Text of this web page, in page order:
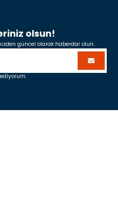
olsun!
güncel olarak haberdar olun.